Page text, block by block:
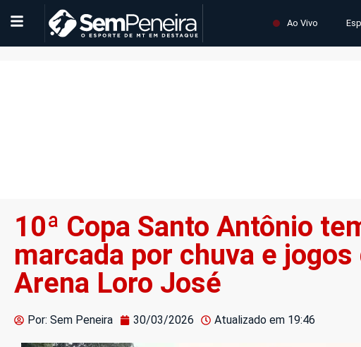
Ao Vivo
10ª Copa Santo Antônio
marcada por chuva e
Arena Loro José
Por: Sem Peneira 30/03/2026 Atualizado em 19:46